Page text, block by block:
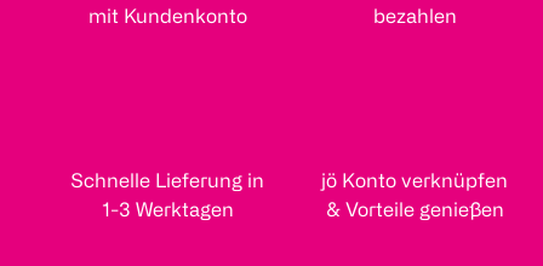
mit Kundenkonto
bezahlen
Schnelle Lieferung in
1-3 Werktagen
jö Konto verknüpfen
& Vorteile genießen